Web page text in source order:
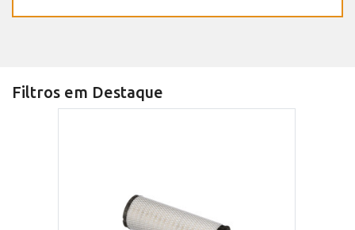
Filtros em Destaque